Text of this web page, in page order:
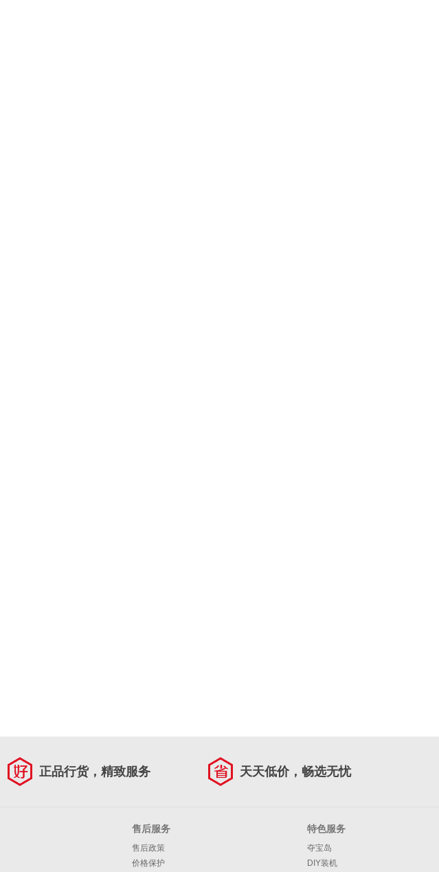
正品行货，精致服务 天天低价，畅选无忧
售后服务
售后政策
价格保护
特色服务
夺宝岛
DIY装机